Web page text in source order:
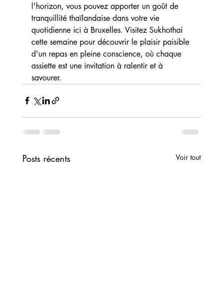
l'horizon, vous pouvez apporter un goût de
tranquillité thaïlandaise dans votre vie
quotidienne ici à Bruxelles. Visitez Sukhothai
cette semaine pour découvrir le plaisir paisible
d'un repas en pleine conscience, où chaque
assiette est une invitation à ralentir et à
savourer.
Posts récents Voir tout